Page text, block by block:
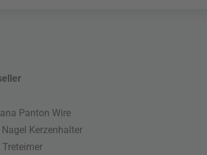
Panton Wire
Kerzenhalter
Treteimer